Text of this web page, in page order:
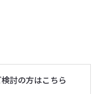
討の方はこちら